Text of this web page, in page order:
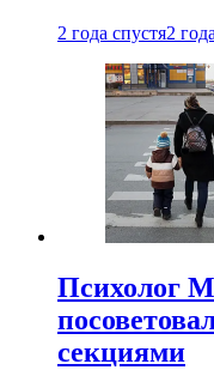
2 года спустя2
Психолог
секциями